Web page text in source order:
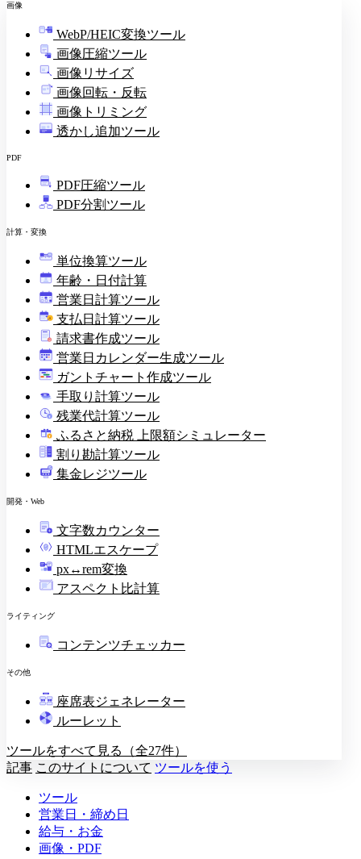
画像
WebP/HEIC変換ツール
画像圧縮ツール
画像リサイズ
画像回転・反転
画像トリミング
透かし追加ツール
PDF
PDF圧縮ツール
PDF分割ツール
計算・変換
単位換算ツール
年齢・日付計算
営業日計算ツール
¥ 支払日計算ツール
印
請求書作成ツール
営業日カレンダー生成ツール
ガントチャート作成ツール
手取り計算ツール
残業代計算ツール
ふるさと納税 上限額シミュレーター
割り勘計算ツール
集金レジツール
開発・Web
文字数カウンター
HTMLエスケープ
px↔rem変換
アスペクト比計算
ライティング
コンテンツチェッカー
その他
教壇
座席表ジェネレーター
ルーレット
ツールをすべて見る（全27件）
記事 このサイトについて ツールを使う
ツール
営業日・締め日
給与・お金
画像・PDF